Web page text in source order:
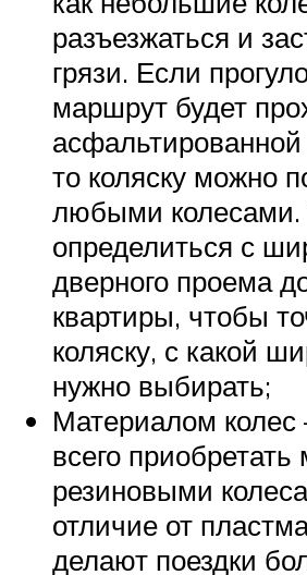
разъезжаться и
грязи. Если
маршрут будет
то коляску можно
любыми колесами.
определиться с
дверного проема
квартиры, чтобы
коляску, с какой
нужно выбирать;
Материалом
всего
резиновыми
отличие от
делают поездки